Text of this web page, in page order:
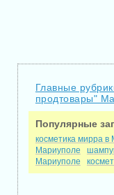
Главные
продтовары"
Популярные
косметика мирра в
Мариуполе
Мариуполе